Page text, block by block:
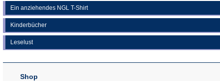
Ein anziehendes NGL T-Shirt
Kinderbücher
Leselust
Shop